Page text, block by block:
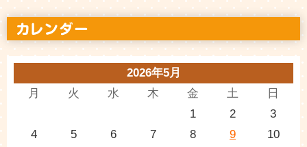
2026年5月
月
火 水 木 金 土 日
1 2
3
4
5 6 7 8 9
10